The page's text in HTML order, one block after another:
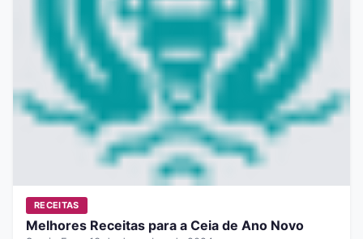
RECEITAS
Melhores Receitas para a Ceia de Ano Novo